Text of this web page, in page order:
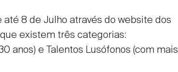
8 de Julho através do website dos
existem três categorias:
anos) e Talentos Lusófonos (com mais